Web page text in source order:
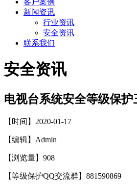
客户案例
新闻资讯
行业资讯
安全资讯
联系我们
安全资讯
电视台系统安全等级保
【时间】2020-01-17
【编辑】Admin
【浏览量】 908
【等级保护QQ交流群】881590869